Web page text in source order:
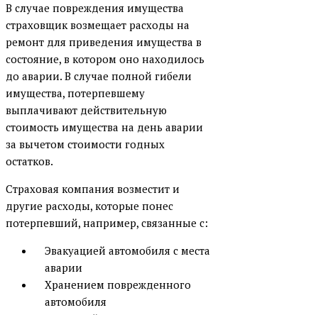
В случае повреждения имущества
страховщик возмещает расходы на
ремонт для приведения имущества в
состояние, в котором оно находилось
до аварии. В случае полной гибели
имущества, потерпевшему
выплачивают действительную
стоимость имущества на день аварии
за вычетом стоимости годных
остатков.
Страховая компания возместит и
другие расходы, которые понес
потерпевший, например, связанные с:
Эвакуацией автомобиля с места
аварии
Хранением поврежденного
автомобиля